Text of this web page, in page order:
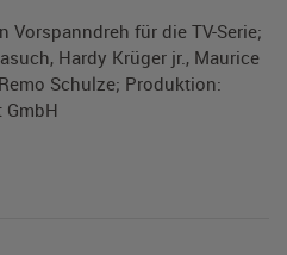
Vorspanndreh für die TV-Serie;
Hardy Krüger jr., Maurice
Schulze; Produktion: